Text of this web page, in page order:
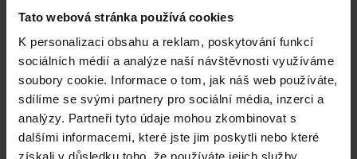
Tato webová stránka používá cookies
K personalizaci obsahu a reklam, poskytování funkcí
sociálních médií a analýze naší návštěvnosti využíváme
soubory cookie. Informace o tom, jak náš web používáte,
sdílíme se svými partnery pro sociální média, inzerci a
analýzy. Partneři tyto údaje mohou zkombinovat s
dalšími informacemi, které jste jim poskytli nebo které
získali v důsledku toho, že používáte jejich služby.
3000+ produktů ihned k odběru
1.000.000+ objednávek